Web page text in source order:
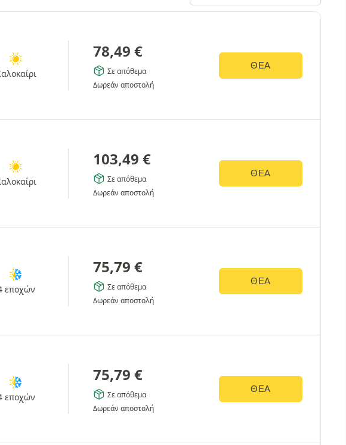
78,49 €
Σε απόθεμα
Δωρεάν αποστολή
ΘΈΑ
103,49 €
Σε απόθεμα
Δωρεάν αποστολή
ΘΈΑ
εποχών
75,79 €
Σε απόθεμα
Δωρεάν αποστολή
ΘΈΑ
εποχών
75,79 €
Σε απόθεμα
Δωρεάν αποστολή
ΘΈΑ